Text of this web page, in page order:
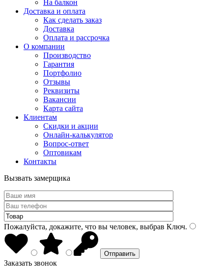
На балкон
Доставка и оплата
Как сделать заказ
Доставка
Оплата и рассрочка
О компании
Производство
Гарантия
Портфолио
Отзывы
Реквизиты
Вакансии
Карта сайта
Клиентам
Скидки и акции
Онлайн-калькулятор
Вопрос-ответ
Оптовикам
Контакты
Вызвать замерщика
Пожалуйста, докажите, что вы человек, выбрав Ключ.
Заказать звонок